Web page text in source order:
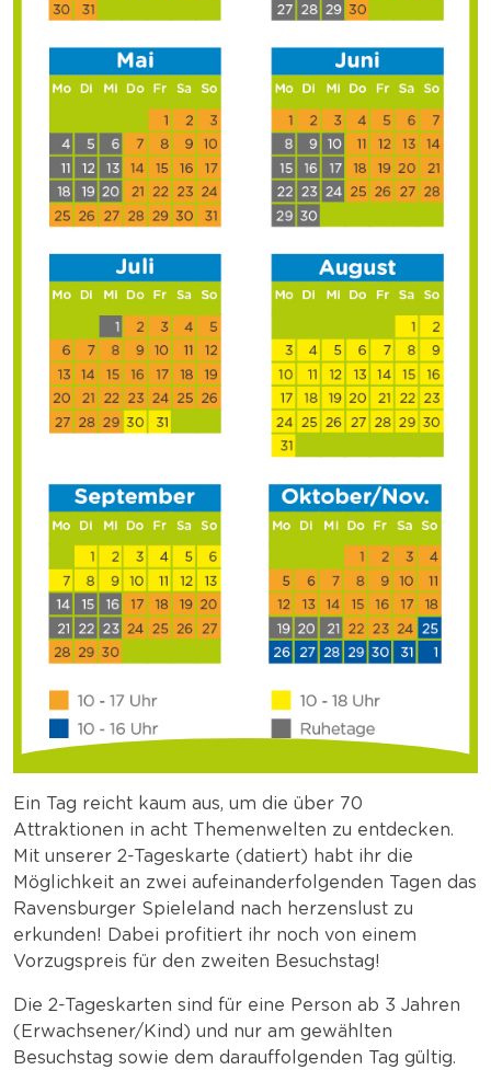
Ein Tag reicht kaum aus, um die über 70
Attraktionen in acht Themenwelten zu entdecken.
Mit unserer 2-Tageskarte (datiert) habt ihr die
Möglichkeit an zwei aufeinanderfolgenden Tagen das
Ravensburger Spieleland nach herzenslust zu
erkunden! Dabei profitiert ihr noch von einem
Vorzugspreis für den zweiten Besuchstag!
Die 2-Tageskarten sind für eine Person ab 3 Jahren
(Erwachsener/Kind) und nur am gewählten
Besuchstag sowie dem darauffolgenden Tag gültig.